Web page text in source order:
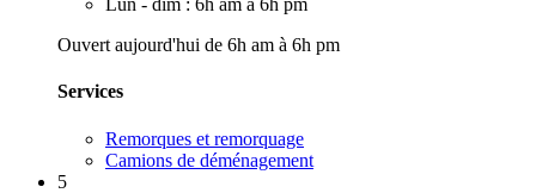
Lun - dim : 6h am à 6h pm
Ouvert aujourd'hui de 6h am à 6h pm
Services
Remorques et remorquage
Camions de déménagement
5